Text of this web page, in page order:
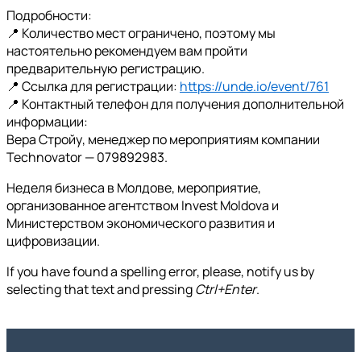
Подробности:
📍 Количество мест ограничено, поэтому мы
настоятельно рекомендуем вам пройти
предварительную регистрацию.
📍 Ссылка для регистрации: https://unde.io/event/761
📍 Контактный телефон для получения дополнительной
информации:
Вера Стройу, менеджер по мероприятиям компании
Technovator — 079892983.
Неделя бизнеса в Молдове, мероприятие,
организованное агентством Invest Moldova и
Министерством экономического развития и
цифровизации.
If you have found a spelling error, please, notify us by
selecting that text and pressingCtrl+Enter.